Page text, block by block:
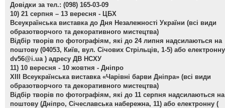
Довідки за тел.: (098) 165-03-09
10) 21 серпня – 13 вересня - ЦБХ
Всеукраїнська виставка до Дня Незалежності України (всі види
образотворчого та декоративного мистецтва)
Відбір творів по фотографіям, які до 24 липня надсилаються на
поштову (04053, Київ, вул. Січових Стрільців, 1-5) або
dv56@i.ua ) адресу ДВ НСХУ
11) 10 вересня - 10 жовтня - Дніпро
ХІІІ Всеукраїнська виставка «Чарівні барви Дніпра» (всі види
образотворчого та декоративного мистецтва)
Відбір творів по фотографіям, які до 11 серпня надсилаються на
поштову (Дніпро, Січеславська набережна, 11) або електронну (